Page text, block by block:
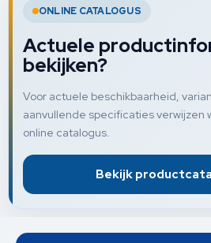
ONLINE CATALOGUS
Actuele
bekijken?
Voor actuele beschikbaarheid,
aanvullende specificaties verwijzen
online catalogus.
Bekijk